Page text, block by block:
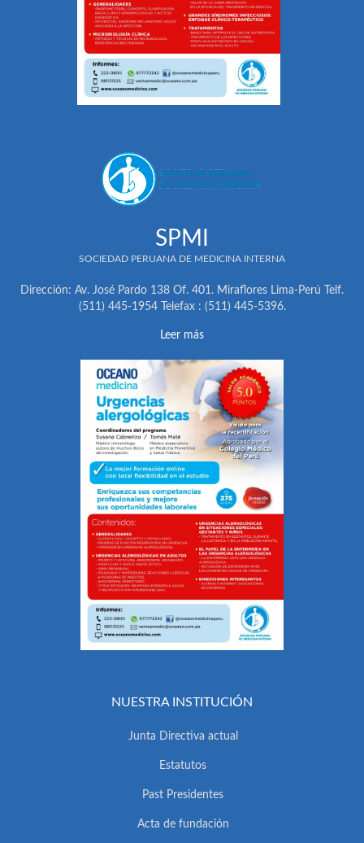
SPMI
SOCIEDAD PERUANA DE MEDICINA INTERNA
Dirección: Av. José Pardo 138 Of. 401. Miraflores Lima-Perú Telf.
(511) 445-1954 Telefax : (511) 445-5396.
Leer más
NUESTRA INSTITUCIÓN
Junta Directiva actual
Estatutos
Past Presidentes
Acta de fundación